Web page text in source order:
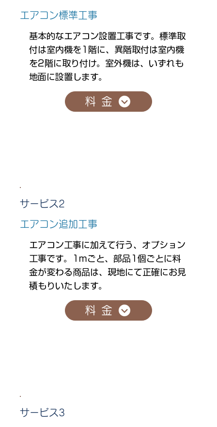
エアコン標準工事
基本的なエアコン設置工事です。標準取
付は室内機を1階に、異階取付は室内機
を2階に取り付け。室外機は、いずれも
地面に設置します。
料金
サービス2
エアコン追加工事
エアコン工事に加えて行う、オプション
工事です。1mごと、部品1個ごとに料
金が変わる商品は、現地にて正確にお見
積もりいたします。
料金
サービス3